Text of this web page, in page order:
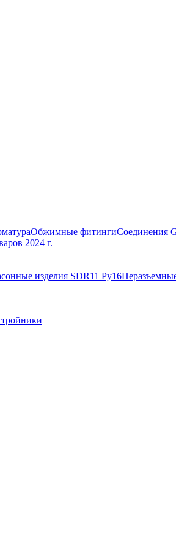
Обжимные фитингиСоединения
2024 г.
изделия SDR11 Ру16